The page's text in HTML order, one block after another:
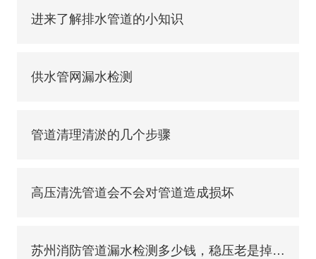
进来了解排水管道的小知识
供水管网漏水检测
管道清理清淤的几个步骤
高压清洗管道会不会对管道造成损坏
苏州消防管道漏水检测多少钱，稳压老是掉压，地下暗漏怎么精准排查